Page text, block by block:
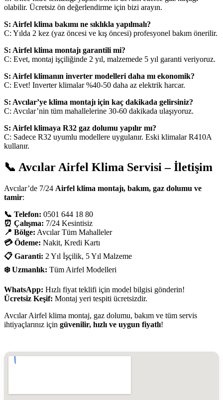
olabilir. Ücretsiz ön değerlendirme için bizi arayın.
S: Airfel klima bakımı ne sıklıkla yapılmalı?
C: Yılda 2 kez (yaz öncesi ve kış öncesi) profesyonel bakım önerilir.
S: Airfel klima montajı garantili mi?
C: Evet, montaj işçiliğinde 2 yıl, malzemede 5 yıl garanti veriyoruz.
S: Airfel klimanın inverter modelleri daha mı ekonomik?
C: Evet! Inverter klimalar %40-50 daha az elektrik harcar.
S: Avcılar’ye klima montajı için kaç dakikada gelirsiniz?
C: Avcılar’nin tüm mahallelerine 30-60 dakikada ulaşıyoruz.
S: Airfel klimaya R32 gaz dolumu yapılır mı?
C: Sadece R32 uyumlu modellere uygulanır. Eski klimalar R410A
kullanır.
📞 Avcılar Airfel Klima Servisi – İletişim
Avcılar’de 7/24 Airfel klima montajı, bakım, gaz dolumu ve
tamir:
📞 Telefon: 0501 644 18 80
⏰ Çalışma: 7/24 Kesintisiz
📍 Bölge: Avcılar Tüm Mahalleler
💳 Ödeme: Nakit, Kredi Kartı
📋 Garanti: 2 Yıl İşçilik, 5 Yıl Malzeme
❄️ Uzmanlık: Tüm Airfel Modelleri
WhatsApp: Hızlı fiyat teklifi için model bilgisi gönderin!
Ücretsiz Keşif: Montaj yeri tespiti ücretsizdir.
Avcılar Airfel klima montaj, gaz dolumu, bakım ve tüm servis
ihtiyaçlarınız için güvenilir, hızlı ve uygun fiyatlı!